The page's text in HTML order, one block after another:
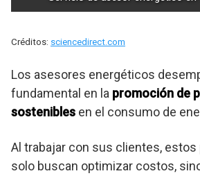
Créditos: sciencedirect.com
Los asesores energéticos
fundamental en la promoción de
sostenibles en el consumo de
Al trabajar con sus clientes,
solo buscan optimizar costos,